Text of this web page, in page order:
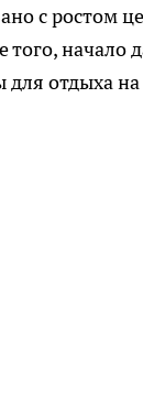
с ростом
начало
отдыха